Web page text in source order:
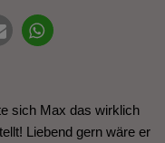
sich Max das wirklich
Liebend gern wäre er